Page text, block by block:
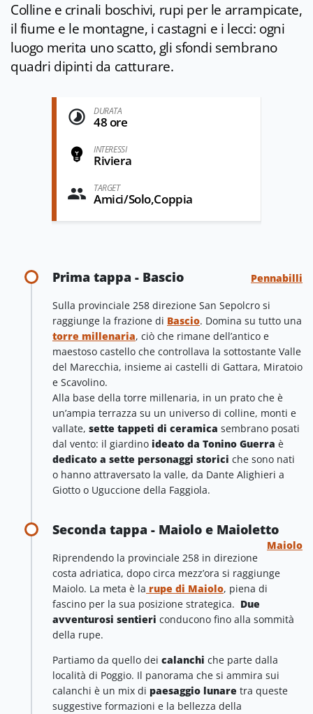
Colline e crinali boschivi, rupi per le arrampicate,
il fiume e le montagne, i castagni e i lecci: ogni
luogo merita uno scatto, gli sfondi sembrano
quadri dipinti da catturare.
DURATA
48 ore
INTERESSI
Riviera
TARGET
Amici/Solo,Coppia
Prima tappa - Bascio Pennabilli
Sulla provinciale 258 direzione San Sepolcro si
raggiunge la frazione di Bascio. Domina su tutto una
torre millenaria, ciò che rimane dell’antico e
maestoso castello che controllava la sottostante Valle
del Marecchia, insieme ai castelli di Gattara, Miratoio
e Scavolino.
Alla base della torre millenaria, in un prato che è
un’ampia terrazza su un universo di colline, monti e
vallate, sette tappeti di ceramica sembrano posati
dal vento: il giardino ideato da Tonino Guerra è
dedicato a sette personaggi storici che sono nati
o hanno attraversato la valle, da Dante Alighieri a
Giotto o Uguccione della Faggiola.
Seconda tappa - Maiolo e Maioletto
Maiolo
Riprendendo la provinciale 258 in direzione
costa adriatica, dopo circa mezz’ora si raggiunge
Maiolo. La meta è la rupe di Maiolo, piena di
fascino per la sua posizione strategica. Due
avventurosi sentieri conducono fino alla sommità
della rupe.
Partiamo da quello dei calanchi che parte dalla
località di Poggio. Il panorama che si ammira sui
calanchi è un mix di paesaggio lunare tra queste
suggestive formazioni e la bellezza della